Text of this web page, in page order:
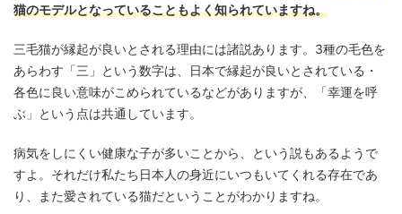
猫のモデルとなっていることもよく知られていますね。
三毛猫が縁起が良いとされる理由には諸説あります。3種の毛色を
あらわす「三」という数字は、日本で縁起が良いとされている・
各色に良い意味がこめられているなどがありますが、「幸運を呼
ぶ」という点は共通しています。
病気をしにくい健康な子が多いことから、という説もあるようで
すよ。それだけ私たち日本人の身近にいつもいてくれる存在であ
り、また愛されている猫だということがわかりますね。